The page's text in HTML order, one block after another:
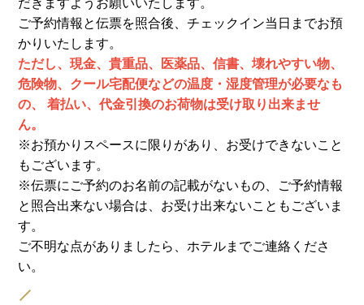
ご予約情報と伝票を照合後、チェックイン当日までお預
かりいたします。
ただし、現金、貴重品、医薬品、信書、壊れやすい物、
危険物、クール宅配便などの温度・湿度管理が必要なも
の、 着払い、代金引換のお荷物は受け取り出来ませ
ん。
※お預かりスペースに限りがあり、お受けできないこと
もございます。
※伝票にご予約のお名前の記載がないもの、ご予約情報
と照合出来ない場合は、お受け出来ないこともございま
す。
ご不明な点がありましたら、ホテルまでご連絡くださ
い。